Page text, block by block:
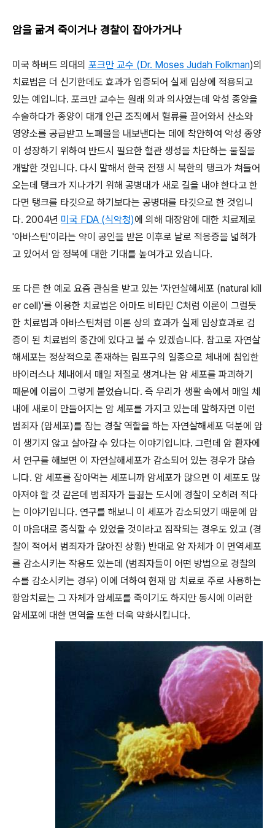
암을 굶겨 죽이거나 경찰이 잡아가거나
미국 하버드 의대의 포크만 교수 (Dr. Moses Judah Folkman)의
치료법은 더 신기한데도 효과가 입증되어 실제 임상에 적용되고
있는 예입니다. 포크만 교수는 원래 외과 의사였는데 악성 종양을
수술하다가 종양이 대개 인근 조직에서 혈류를 끌어와서 산소와
영양소를 공급받고 노폐물을 내보낸다는 데에 착안하여 악성 종양
이 성장하기 위하여 반드시 필요한 혈관 생성을 차단하는 물질을
개발한 것입니다. 다시 말해서 한국 전쟁 시 북한의 탱크가 쳐들어
오는데 탱크가 지나가기 위해 공병대가 새로 길을 내야 한다고 한
다면 탱크를 타깃으로 하기보다는 공병대를 타깃으로 한 것입니
다. 2004년 미국 FDA (식약청)에 의해 대장암에 대한 치료제로
'아바스틴'이라는 약이 공인을 받은 이후로 날로 적응증을 넓혀가
고 있어서 암 정복에 대한 기대를 높여가고 있습니다.
또 다른 한 예로 요즘 관심을 받고 있는 '자연살해세포 (natural kill
er cell)'를 이용한 치료법은 아마도 비타민 C처럼 이론이 그럴듯
한 치료법과 아바스틴처럼 이론 상의 효과가 실제 임상효과로 검
증이 된 치료법의 중간에 있다고 볼 수 있겠습니다. 참고로 자연살
해세포는 정상적으로 존재하는 림프구의 일종으로 체내에 침입한
바이러스나 체내에서 매일 저절로 생겨나는 암 세포를 파괴하기
때문에 이름이 그렇게 붙었습니다. 즉 우리가 생활 속에서 매일 체
내에 새로이 만들어지는 암 세포를 가지고 있는데 말하자면 이런
범죄자 (암세포)를 잡는 경찰 역할을 하는 자연살해세포 덕분에 암
이 생기지 않고 살아갈 수 있다는 이야기입니다. 그런데 암 환자에
서 연구를 해보면 이 자연살해세포가 감소되어 있는 경우가 많습
니다. 암 세포를 잡아먹는 세포니까 암세포가 많으면 이 세포도 많
아져야 할 것 같은데 범죄자가 들끓는 도시에 경찰이 오히려 적다
는 이야기입니다. 연구를 해보니 이 세포가 감소되었기 때문에 암
이 마음대로 증식할 수 있었을 것이라고 짐작되는 경우도 있고 (경
찰이 적어서 범죄자가 많아진 상황) 반대로 암 자체가 이 면역세포
를 감소시키는 작용도 있는데 (범죄자들이 어떤 방법으로 경찰의
수를 감소시키는 경우) 이에 더하여 현재 암 치료로 주로 사용하는
항암치료는 그 자체가 암세포를 죽이기도 하지만 동시에 이러한
암세포에 대한 면역을 또한 더욱 약화시킵니다.